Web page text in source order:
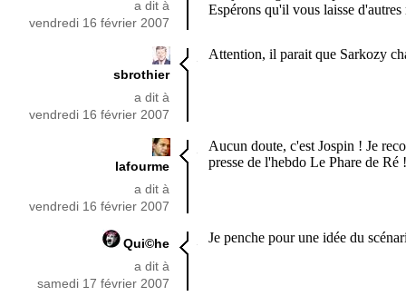
a dit à
vendredi 16 février 2007
Espérons qu'il vous laisse d'autres
sbrothier
a dit à
vendredi 16 février 2007
Attention, il parait que Sarkozy
lafourme
a dit à
vendredi 16 février 2007
Aucun doute, c'est Jospin ! Je
presse de l'hebdo Le Phare de Ré
Qui©he
a dit à
samedi 17 février 2007
Je penche pour une idée du